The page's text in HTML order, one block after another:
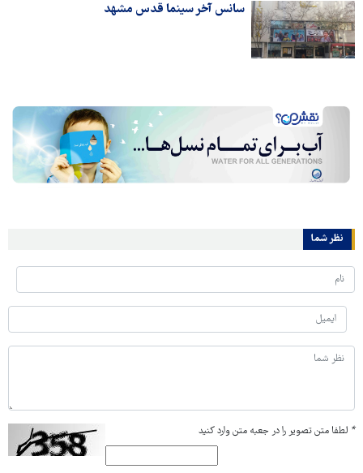
سانس آخر سینما قدس مشهد
نظر شما
* لطفا متن تصویر را در جعبه متن وارد کنید